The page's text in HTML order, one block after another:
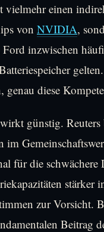
vielmehr einen
von NVIDIA,
inzwischen
genau diese
günstig. Reuters
im
für die
stärker
zur Vorsicht.
Beitrag